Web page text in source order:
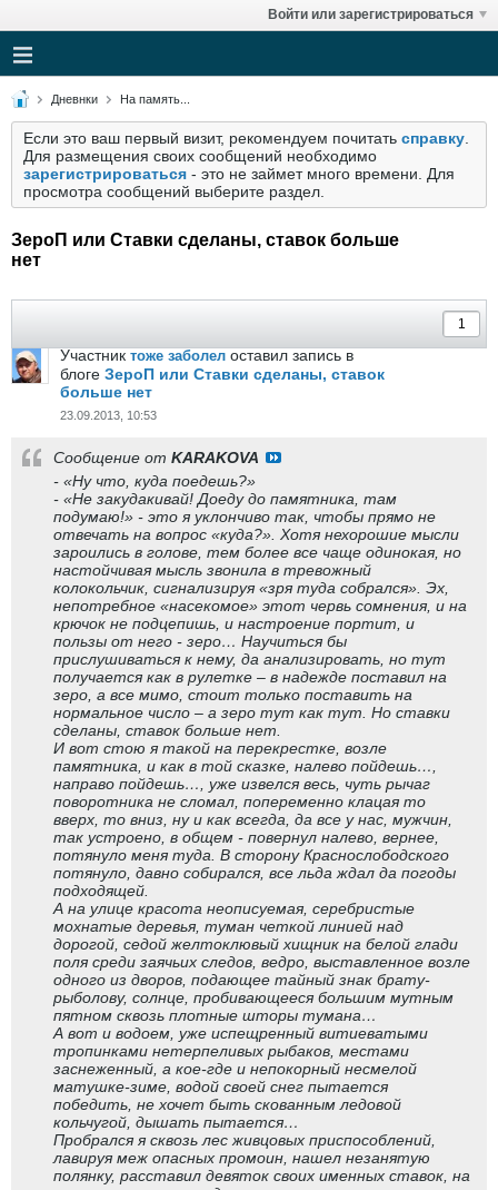
Войти или зарегистрироваться
Дневнки На память...
Если это ваш первый визит, рекомендуем почитать справку
Для размещения своих сообщений необходимо
зарегистрироваться - это не займет много времени. Для
просмотра сообщений выберите раздел.
ЗероП или Ставки сделаны, ставок больше
нет
Участник тоже заболел оставил запись в
блоге ЗероП или Ставки сделаны, ставок
больше нет
23.09.2013, 10:53
Сообщение от KARAKOVA
- «Ну что, куда поедешь?»
- «Не закудакивай! Доеду до памятника, там
подумаю!» - это я уклончиво так, чтобы прямо не
отвечать на вопрос «куда?». Хотя нехорошие мысли
зароились в голове, тем более все чаще одинокая, но
настойчивая мысль звонила в тревожный
колокольчик, сигнализируя «зря туда собрался». Эх,
непотребное «насекомое» этот червь сомнения, и на
крючок не подцепишь, и настроение портит, и
пользы от него - зеро… Научиться бы
прислушиваться к нему, да анализировать, но тут
получается как в рулетке – в надежде поставил на
зеро, а все мимо, стоит только поставить на
нормальное число – а зеро тут как тут. Но ставки
сделаны, ставок больше нет.
И вот стою я такой на перекрестке, возле
памятника, и как в той сказке, налево пойдешь…,
направо пойдешь…, уже извелся весь, чуть рычаг
поворотника не сломал, попеременно клацая то
вверх, то вниз, ну и как всегда, да все у нас, мужчин,
так устроено, в общем - повернул налево, вернее,
потянуло меня туда. В сторону Краснослободского
потянуло, давно собирался, все льда ждал да погоды
подходящей.
А на улице красота неописуемая, серебристые
мохнатые деревья, туман четкой линией над
дорогой, седой желтоклювый хищник на белой глади
поля среди заячьих следов, ведро, выставленное возле
одного из дворов, подающее тайный знак брату-
рыболову, солнце, пробивающееся большим мутным
пятном сквозь плотные шторы тумана…
А вот и водоем, уже испещренный витиеватыми
тропинками нетерпеливых рыбаков, местами
заснеженный, а кое-где и непокорный несмелой
матушке-зиме, водой своей снег пытается
победить, не хочет быть скованным ледовой
кольчугой, дышать пытается…
Пробрался я сквозь лес живцовых приспособлений,
лавируя меж опасных промоин, нашел незанятую
полянку, расставил девяток своих именных ставок, на